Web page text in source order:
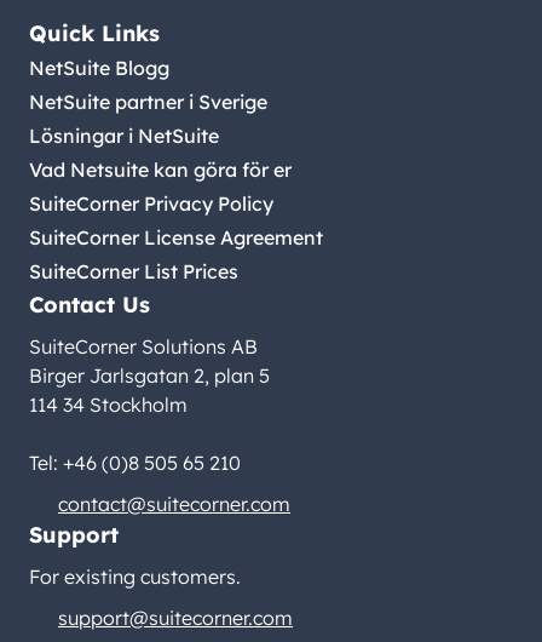
Quick Links
NetSuite Blogg
NetSuite partner i Sverige
Lösningar i NetSuite
Vad Netsuite kan göra för er
SuiteCorner Privacy Policy
SuiteCorner License Agreement
SuiteCorner List Prices
Contact Us
SuiteCorner Solutions AB
Birger Jarlsgatan 2, plan 5
114 34 Stockholm
Tel: +46 (0)8 505 65 210
contact@suitecorner.com
Support
For existing customers.
support@suitecorner.com